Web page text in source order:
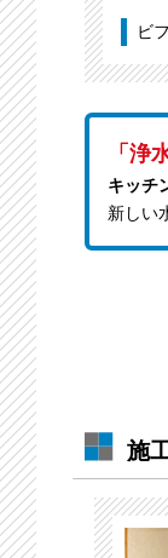
ビ
「浄
キッチ
新しい
施